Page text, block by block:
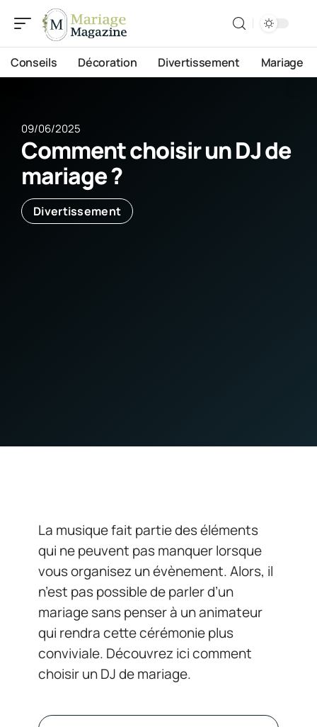
Conseils Décoration Divertissement Mariage
09/06/2025
Comment choisir un DJ de
mariage ?
Divertissement
La musique fait partie des éléments
qui ne peuvent pas manquer lorsque
vous organisez un évènement. Alors, il
n’est pas possible de parler d’un
mariage sans penser à un animateur
qui rendra cette cérémonie plus
conviviale. Découvrez ici comment
choisir un DJ de mariage.